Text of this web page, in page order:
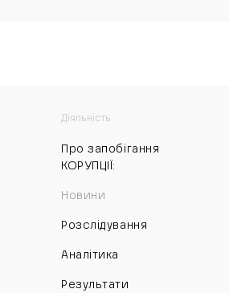
Діяльність
Про запобігання
КОРУПЦІЇ:
Новини
Розслідування
Аналітика
Результати